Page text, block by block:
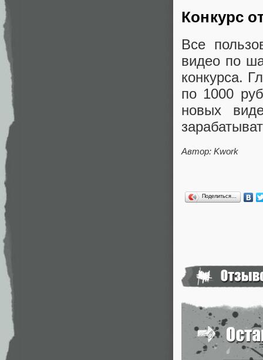
Конкурс
Все
видео по
конкурса.
по 1000
новых
Автор: Kwork
Поделиться…